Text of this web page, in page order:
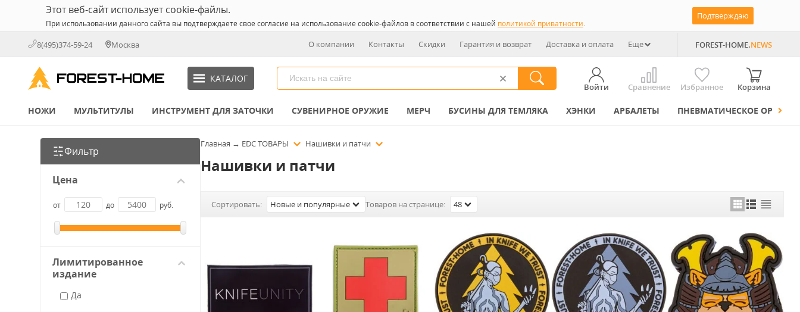
Этот веб-сайт использует cookie-файлы.
При использовании данного сайта вы подтверждаете свое согласие на использование cookie-файлов в соответствии с нашей политикой приватности.
Подтверждаю
8(495)374-59-24 Москва О компании Контакты Скидки Гарантия и возврат Доставка и оплата Еще FOREST-HOME.NEWS
КАТАЛОГ
Войти Сравнение Избранное Корзина
НОЖИ МУЛЬТИТУЛЫ ИНСТРУМЕНТ ДЛЯ ЗАТОЧКИ СУВЕНИРНОЕ ОРУЖИЕ МЕРЧ БУСИНЫ ДЛЯ ТЕМЛЯКА ХЭНКИ АРБАЛЕТЫ ПНЕВМАТИЧЕСКОЕ ОРУЖИЕ
Фильтр
Цена
от до руб.
Лимитированное
издание
Да
Главная → EDC ТОВАРЫ Нашивки и патчи
Нашивки и патчи
Сортировать: Новые и популярные Товаров на странице: 48